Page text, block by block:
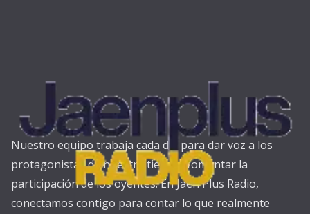
Nuestro equipo trabaja cada día para dar voz a los
protagonistas de nuestra tierra y fomentar la
participación de los oyentes. En Jaén Plus Radio,
conectamos contigo para contar lo que realmente